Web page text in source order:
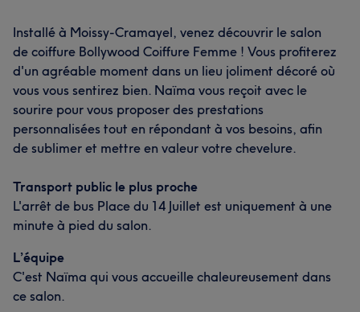
Installé à Moissy-Cramayel, venez découvrir le salon
de coiffure Bollywood Coiffure Femme ! Vous profiterez
d'un agréable moment dans un lieu joliment décoré où
vous vous sentirez bien. Naïma vous reçoit avec le
sourire pour vous proposer des prestations
personnalisées tout en répondant à vos besoins, afin
de sublimer et mettre en valeur votre chevelure.
Transport public le plus proche
L'arrêt de bus Place du 14 Juillet est uniquement à une
minute à pied du salon.
L’équipe
C'est Naïma qui vous accueille chaleureusement dans
ce salon.